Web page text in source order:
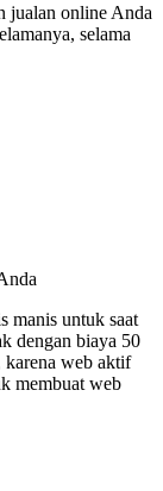
jualan online Anda
selama
manis untuk saat
dengan biaya 50
karena web aktif
membuat web